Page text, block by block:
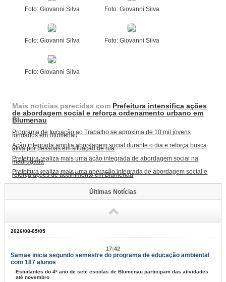
Foto: Giovanni Silva Foto: Giovanni Silva
Foto: Giovanni Silva Foto: Giovanni Silva
Foto: Giovanni Silva
Mais notícias parecidas com Prefeitura intensifica ações
de abordagem social e reforça ordenamento urbano em
Blumenau
Programa de Iniciação ao Trabalho se aproxima de 10 mil jovens
formados em Blumenau
Ação integrada amplia abordagem social durante o dia e reforça busca
ativa por pessoas em situação de rua
Prefeitura realiza mais uma ação integrada de abordagem social na
madrugada
Prefeitura realiza mais uma operação integrada de abordagem social e
reforça ações de acolhimento em Blumenau
Últimas Notícias
2026/08-05/05
17:42
Samae inicia segundo semestre do programa de educação ambiental
com 187 alunos
Estudantes do 4º ano de sete escolas de Blumenau participam das atividades
até novembro